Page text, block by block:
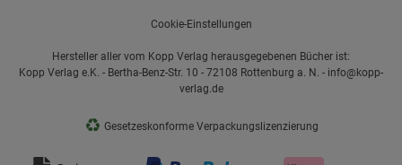
Cookie-Einstellungen
Hersteller aller vom Kopp Verlag herausgegebenen Bücher ist:
Kopp Verlag e.K. - Bertha-Benz-Str. 10 - 72108 Rottenburg a. N. - info@kopp-
verlag.de
♻ Gesetzeskonforme Verpackungslizenzierung